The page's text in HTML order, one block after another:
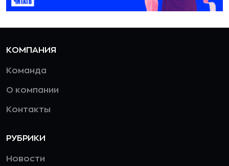
КОМПАНИЯ
Команда
О компании
Контакты
РУБРИКИ
Новости